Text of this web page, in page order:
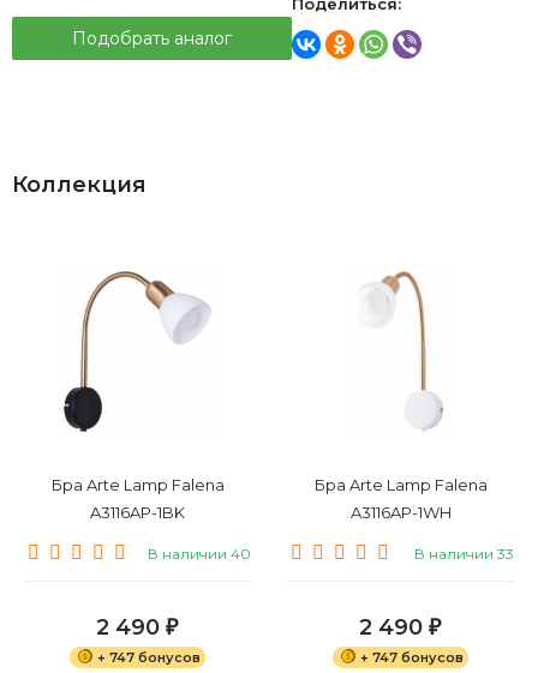
Подобрать аналог
Коллекция
Бра Arte Lamp Falena
A3116AP-1BK
В наличии 40
2 490 ₽
+ 747 бонусов
Бра Arte Lamp Falena
A3116AP-1WH
В наличии 33
2 490 ₽
+ 747 бонусов